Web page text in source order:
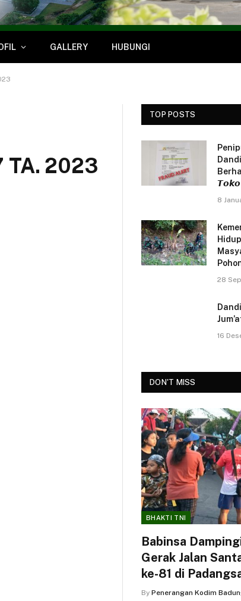
GALLERY HUBUNGI
TA. 2023
TOP POSTS
𝙏𝙤𝙠𝙤
8
28
16
DON'T MISS
BHAKTI TNI
Babinsa
Gerak Jalan
ke-81 di
By Penerangan Kodim